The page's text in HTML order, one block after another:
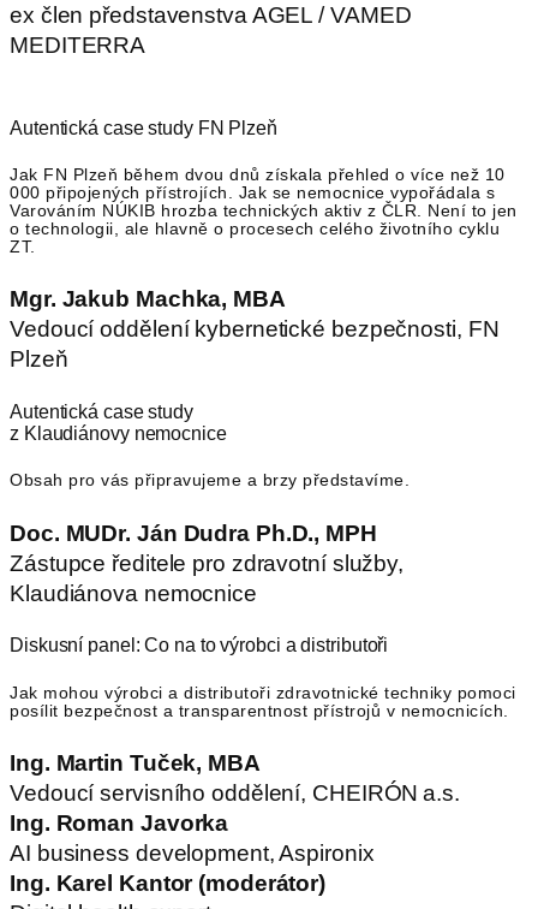
ex člen představenstva AGEL / VAMED
MEDITERRA
Autentická case study FN Plzeň
Jak FN Plzeň během dvou dnů získala přehled o více než 10
000 připojených přístrojích. Jak se nemocnice vypořádala s
Varováním NÚKIB hrozba technických aktiv z ČLR. Není to jen
o technologii, ale hlavně o procesech celého životního cyklu
ZT.
Mgr. Jakub Machka, MBA
Vedoucí oddělení kybernetické bezpečnosti, FN
Plzeň
Autentická case study
z Klaudiánovy nemocnice
Obsah pro vás připravujeme a brzy představíme.
Doc. MUDr. Ján Dudra Ph.D., MPH
Zástupce ředitele pro zdravotní služby,
Klaudiánova nemocnice
Diskusní panel: Co na to výrobci a distributoři
Jak mohou výrobci a distributoři zdravotnické techniky pomoci
posílit bezpečnost a transparentnost přístrojů v nemocnicích.
Ing. Martin Tuček, MBA
Vedoucí servisního oddělení, CHEIRÓN a.s.
Ing. Roman Javorka
AI business development, Aspironix
Ing. Karel Kantor (moderátor)